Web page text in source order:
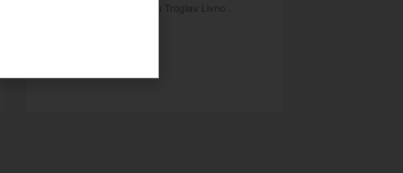
protivnika dobio ekipu Troglav Livno .